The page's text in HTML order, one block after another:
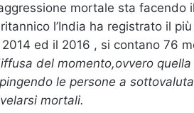
mortale sta
l’India ha registrato il
2014 ed il 2016 , si contano 76
del momento,ovvero
le persone a
mortali.